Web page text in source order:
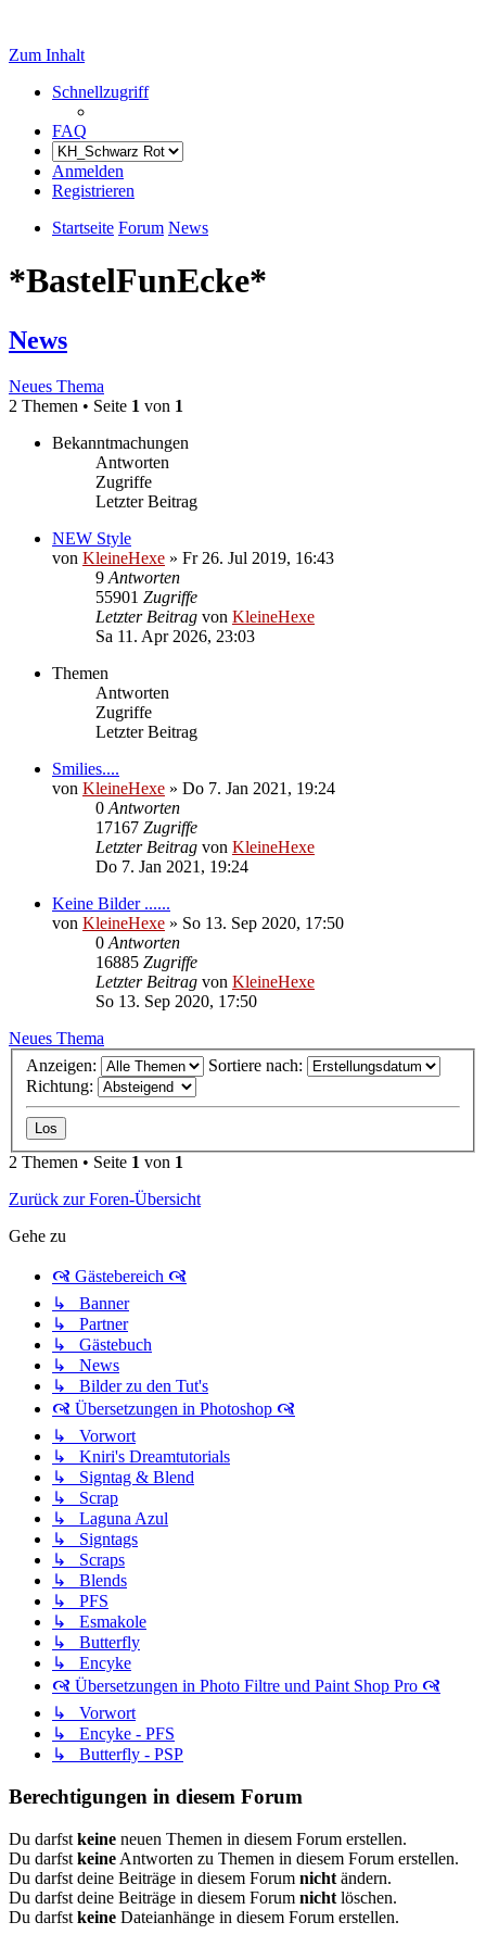
Zum Inhalt
Schnellzugriff
FAQ
Anmelden
Registrieren
Startseite Forum News
*BastelFunEcke*
News
Neues Thema
2 Themen • Seite 1 von 1
Bekanntmachungen
Antworten
Zugriffe
Letzter Beitrag
NEW Style
von KleineHexe » Fr 26. Jul 2019, 16:43
9 Antworten
55901 Zugriffe
Letzter Beitrag von KleineHexe
Sa 11. Apr 2026, 23:03
Themen
Antworten
Zugriffe
Letzter Beitrag
Smilies....
von KleineHexe » Do 7. Jan 2021, 19:24
0 Antworten
17167 Zugriffe
Letzter Beitrag von KleineHexe
Do 7. Jan 2021, 19:24
Keine Bilder ......
von KleineHexe » So 13. Sep 2020, 17:50
0 Antworten
16885 Zugriffe
Letzter Beitrag von KleineHexe
So 13. Sep 2020, 17:50
Neues Thema
Anzeigen:
Sortiere nach:
Richtung:
2 Themen • Seite 1 von 1
Zurück zur Foren-Übersicht
Gehe zu
🙧 Gästebereich 🙧
↳ Banner
↳ Partner
↳ Gästebuch
↳ News
↳ Bilder zu den Tut's
🙧 Übersetzungen in Photoshop 🙧
↳ Vorwort
↳ Kniri's Dreamtutorials
↳ Signtag & Blend
↳ Scrap
↳ Laguna Azul
↳ Signtags
↳ Scraps
↳ Blends
↳ PFS
↳ Esmakole
↳ Butterfly
↳ Encyke
🙧 Übersetzungen in Photo Filtre und Paint Shop Pro 🙧
↳ Vorwort
↳ Encyke - PFS
↳ Butterfly - PSP
Berechtigungen in diesem Forum
Du darfst keine neuen Themen in diesem Forum erstellen.
Du darfst keine Antworten zu Themen in diesem Forum erstellen.
Du darfst deine Beiträge in diesem Forum nicht ändern.
Du darfst deine Beiträge in diesem Forum nicht löschen.
Du darfst keine Dateianhänge in diesem Forum erstellen.